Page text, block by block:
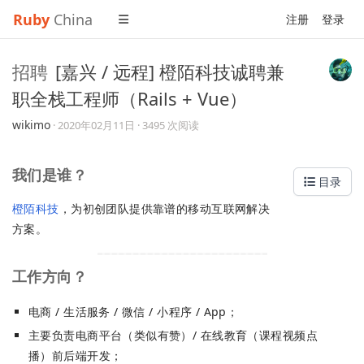
Ruby China 注册 登录
招聘 [嘉兴 / 远程] 橙陌科技诚聘兼
职全栈工程师（Rails + Vue）
wikimo ·2020年02月11日 · 3495 次阅读
目录
我们是谁？
橙陌科技 ，为初创团队提供靠谱的移动互联网解决
方案。
工作方向？
电商 / 生活服务 / 微信 / 小程序 / App；
主要负责电商平台（类似有赞）/ 在线教育（课程视频点
播）前后端开发；